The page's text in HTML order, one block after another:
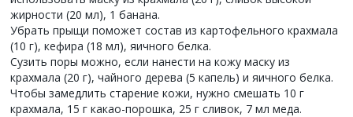
жирности (20 мл), 1 банана.
Убрать прыщи поможет состав из картофельного крахмала
(10 г), кефира (18 мл), яичного белка.
Сузить поры можно, если нанести на кожу маску из
крахмала (20 г), чайного дерева (5 капель) и яичного белка.
Чтобы замедлить старение кожи, нужно смешать 10 г
крахмала, 15 г какао-порошка, 25 г сливок, 7 мл меда.